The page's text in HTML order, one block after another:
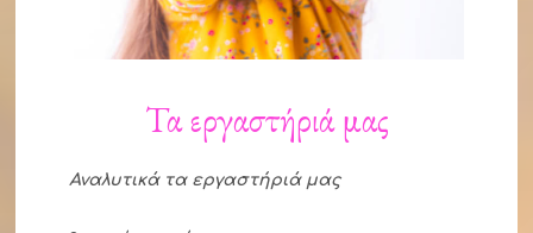
Τα εργαστήριά μας
Αναλυτικά τα εργαστήριά μας